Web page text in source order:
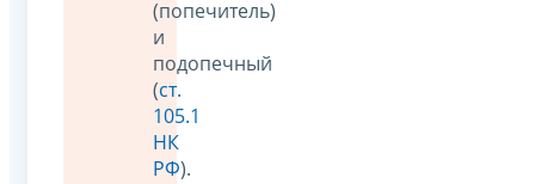
(попечитель)
и
подопечный
(ст.
105.1
НК
РФ).